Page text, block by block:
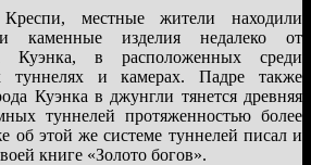
местные жители находили
каменные изделия недалеко от
Куэнка, в расположенных среди
туннелях и камерах. Падре также
Куэнка в джунгли тянется древняя
туннелей протяженностью более
об этой же системе туннелей писал и
книге «Золото богов».